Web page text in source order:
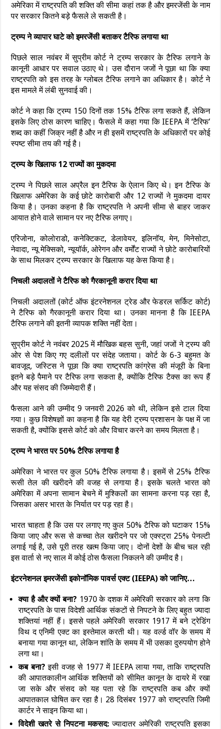
अमेरिका में राष्ट्रपति की शक्ति की सीमा कहां तक है और इमरजेंसी के नाम
पर सरकार कितने बड़े फैसले ले सकती है।
ट्रम्प ने व्यापार घाटे को इमरजेंसी बताकर टैरिफ लगाया था
पिछले साल नवंबर में सुप्रीम कोर्ट ने ट्रम्प सरकार के टैरिफ लगाने के
कानूनी आधार पर सवाल उठाए थे। उस दौरान जजों ने पूछा था कि क्या
राष्ट्रपति को इस तरह के ग्लोबल टैरिफ लगाने का अधिकार है। कोर्ट ने
इस मामले में लंबी सुनवाई की।
कोर्ट ने कहा कि ट्रम्प 150 दिनों तक 15% टैरिफ लगा सकते हैं, लेकिन
इसके लिए ठोस कारण चाहिए। फैसले में कहा गया कि IEEPA में ‘टैरिफ’
शब्द का कहीं जिक्र नहीं है और न ही इसमें राष्ट्रपति के अधिकारों पर कोई
स्पष्ट सीमा तय की गई है।
ट्रम्प के खिलाफ 12 राज्यों का मुकदमा
ट्रम्प ने पिछले साल अप्रैल इन टैरिफ के ऐलान किए थे। इन टैरिफ के
खिलाफ अमेरिका के कई छोटे कारोबारी और 12 राज्यों ने मुकदमा दायर
किया है। उनका कहना है कि राष्ट्रपति ने अपनी सीमा से बाहर जाकर
आयात होने वाले सामान पर नए टैरिफ लगाए।
एरिजोना, कोलोराडो, कनेक्टिकट, डेलावेयर, इलिनॉय, मेन, मिनेसोटा,
नेवादा, न्यू मेक्सिको, न्यूयॉर्क, ओरेगन और वर्मोंट राज्यों ने छोटे कारोबारियों
के साथ मिलकर ट्रम्प सरकार के खिलाफ यह केस किया है।
निचली अदालतों ने टैरिफ को गैरकानूनी करार दिया था
निचली अदालतों (कोर्ट ऑफ इंटरनेशनल ट्रेड और फेडरल सर्किट कोर्ट)
ने टैरिफ को गैरकानूनी करार दिया था। उनका मानना है कि IEEPA
टैरिफ लगाने की इतनी व्यापक शक्ति नहीं देता।
सुप्रीम कोर्ट ने नवंबर 2025 में मौखिक बहस सुनी, जहां जजों ने ट्रम्प की
ओर से पेश किए गए दलीलों पर संदेह जताया। कोर्ट के 6-3 बहुमत के
बावजूद, जस्टिस ने पूछा कि क्या राष्ट्रपति कांग्रेस की मंजूरी के बिना
इतने बड़े पैमाने पर टैरिफ लगा सकता है, क्योंकि टैरिफ टैक्स का रूप हैं
और यह संसद की जिम्मेदारी हैं।
फैसला आने की उम्मीद 9 जनवरी 2026 को थी, लेकिन इसे टाल दिया
गया। कुछ विशेषज्ञों का कहना है कि यह देरी ट्रम्प प्रशासन के पक्ष में जा
सकती है, क्योंकि इससे कोर्ट को और विचार करने का समय मिलता है।
ट्रम्प ने भारत पर 50% टैरिफ लगाया है
अमेरिका ने भारत पर कुल 50% टैरिफ लगाया है। इसमें से 25% टैरिफ
रूसी तेल की खरीदने की वजह से लगाया है। इसके चलते भारत को
अमेरिका में अपना सामान बेचने में मुश्किलों का सामना करना पड़ रहा है,
जिसका असर भारत के निर्यात पर पड़ रहा है।
भारत चाहता है कि उस पर लगाए गए कुल 50% टैरिफ को घटाकर 15%
किया जाए और रूस से कच्चा तेल खरीदने पर जो एक्स्ट्रा 25% पेनल्टी
लगाई गई है, उसे पूरी तरह खत्म किया जाए। दोनों देशों के बीच चल रही
इस वार्ता से नए साल में कोई ठोस फैसला निकलने की उम्मीद है।
इंटरनेशनल इमरजेंसी इकोनॉमिक पावर्स एक्ट (IEEPA) को जानिए…
क्या है और क्यों बना? 1970 के दशक में अमेरिकी सरकार को लगा कि
राष्ट्रपति के पास विदेशी आर्थिक संकटों से निपटने के लिए बहुत ज्यादा
शक्तियां नहीं हैं। इससे पहले अमेरिकी सरकार 1917 में बने ट्रेडिंग
विथ द एनिमी एक्ट का इस्तेमाल करती थी। यह वर्ल्ड वॉर के समय में
बनाया गया कानून था, लेकिन शांति के समय में भी उसका दुरुपयोग होने
लगा था।
कब बना?इसी वजह से 1977 में IEEPA लाया गया, ताकि राष्ट्रपति
की आपातकालीन आर्थिक शक्तियों को सीमित कानून के दायरे में रखा
जा सके और संसद को यह पता रहे कि राष्ट्रपति कब और क्यों
आपातकाल घोषित कर रहा है। 28 दिसंबर 1977 को राष्ट्रपति जिमी
कार्टर ने साइन किया था।
विदेशी खतरे से निपटना मकसद:ज्यादातर अमेरिकी राष्ट्रपति इसका